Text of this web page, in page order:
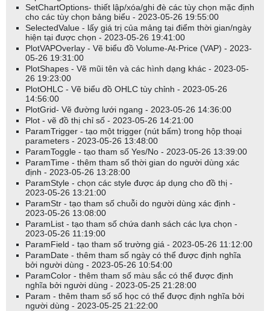
SetChartOptions- thiết lập/xóa/ghi đè các tùy chọn mặc định
cho các tùy chọn bảng biểu - 2023-05-26 19:55:00
SelectedValue - lấy giá trị của mảng tại điểm thời gian/ngày
hiện tại được chọn - 2023-05-26 19:41:00
PlotVAPOverlay - Vẽ biểu đồ Volume-At-Price (VAP) - 2023-
05-26 19:31:00
PlotShapes - Vẽ mũi tên và các hình dạng khác - 2023-05-
26 19:23:00
PlotOHLC - Vẽ biểu đồ OHLC tùy chỉnh - 2023-05-26
14:56:00
PlotGrid- Vẽ đường lưới ngang - 2023-05-26 14:36:00
Plot - vẽ đồ thị chỉ số - 2023-05-26 14:21:00
ParamTrigger - tạo một trigger (nút bấm) trong hộp thoại
parameters - 2023-05-26 13:48:00
ParamToggle - tạo tham số Yes/No - 2023-05-26 13:39:00
ParamTime - thêm tham số thời gian do người dùng xác
định - 2023-05-26 13:28:00
ParamStyle - chọn các style được áp dụng cho đồ thị -
2023-05-26 13:21:00
ParamStr - tạo tham số chuỗi do người dùng xác định -
2023-05-26 13:08:00
ParamList - tạo tham số chứa danh sách các lựa chọn -
2023-05-26 11:19:00
ParamField - tạo tham số trường giá - 2023-05-26 11:12:00
ParamDate - thêm tham số ngày có thể được định nghĩa
bởi người dùng - 2023-05-26 10:54:00
ParamColor - thêm tham số màu sắc có thể được định
nghĩa bởi người dùng - 2023-05-25 21:28:00
Param - thêm tham số số học có thể được định nghĩa bởi
người dùng - 2023-05-25 21:22:00